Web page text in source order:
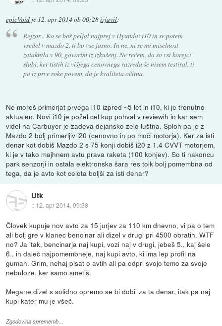
epicVoid je 12. apr 2014 ob 00:28izjavil:
Rejzor... Ko se boš peljal najprej v Hyundai i10 in se potem
vsedel v mazdo 2, ti bo vse jasno. In ne, ni se mi miselnost
zataknila v 90, govorim iz izkušenj. Ne rečem, da so vsi korejci
slabi, ker tistih iz višjega cenovnega razreda še nisem testiral, ti
pa iz prve roke povem, da je kvaliteta očitna.
Ne moreš primerjat prvega i10 izpred ~5 let in i10, ki je trenutno
aktualen. Novi i10 je požel cel kup pohval v reviewih in kar sem
videl na Carbuyer je zadeva dejansko zelo luštna. Sploh pa je z
Mazdo 2 bolj primerljiv i20 (cenovno in po moči motorja). Ker za isti
denar kot dobiš Mazdo 2 s 75 konji dobiš i20 z 1.4 CVVT motorjem,
ki je v tako majhnem avtu prava raketa (100 konjev). So ti nakoncu
park senzorji in ostala elektronska šara res tolk bolj pomembna od
tega, da je avto kot celota boljši za isti denar?
Utk
:: 12. apr 2014, 09:38
Človek kupuje nov avto za 15 jurjev za 110 km dnevno, vi pa o tem
ali bolj gre v klanec bencinar ali dizel v drugi pri 4500 obratih. WTF
no? Ja itak, bencinarja naj kupi, vozi naj v drugi, jebeš 5., kaj šele
6., in daleč najpomembneje, naj kupi avto, ki ima lep profil na
gumah. Grim, nehaj pisat o avtih ali pa odpri svojo temo za svoje
nebuloze, ker samo smetiš.
Megane dizel s solidno opremo se bi dobil za ta denar, itak pa naj
kupi kater mu je všeč.
Zgodovina sprememb…